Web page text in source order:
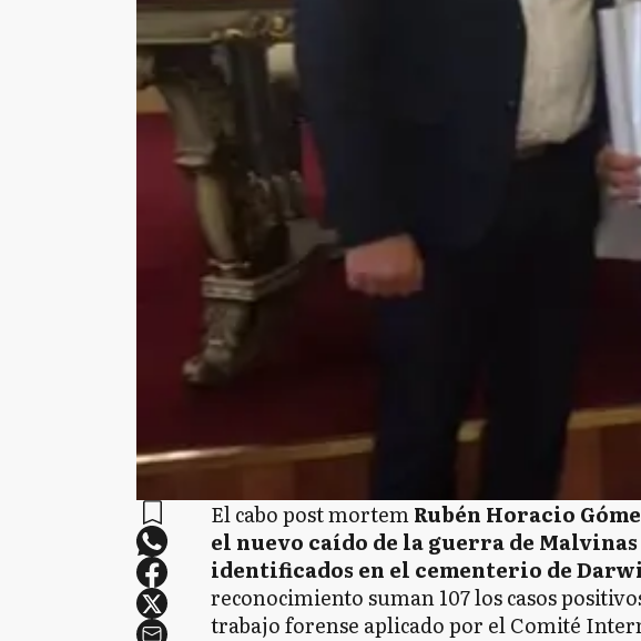
El cabo post mortemRubén Horacio
el nuevo caído de la guerra de
identificados en el cementerio de
reconocimiento suman 107 los casos
trabajo forense aplicado por el Comité